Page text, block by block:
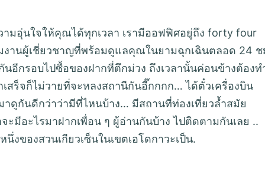
มอุ่นใจให้คุณได้ทุกเวลา เรามีออฟฟิศอยู่ถึง forty four
งานผู้เชี่ยวชาญที่พร้อมดูแลคุณในยามฉุกเฉินตลอด 24
อีกรอบไปซื้อของฝากที่ตึกม่วง ถึงเวลานั้นค่อนข้างต้องท
เสร็จก็ไม่วายที่จะหลงสถานีกันอี๊กกกก… ได้ตั๋วเครื่องบิน
ดูกันดีกว่าว่ามีที่ไหนบ้าง… มีสถานที่ท่องเที่ยวล้ำสมัย
ะมีอะไรมาฝากเพื่อน ๆ ผู้อ่านกันบ้าง ไปติดตามกันเลย ..
งของสวนเกียวเซ็นในเขตเอโดกาวะเป็น.